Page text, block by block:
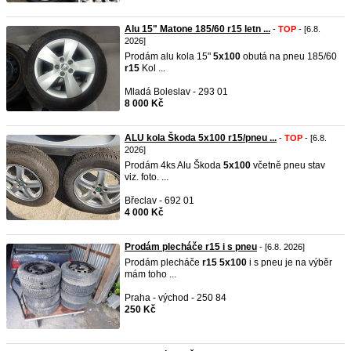
Alu 15" Matone 185/60 r15 letn ... - TOP - [6.8.
2026]
Prodám alu kola 15" 5x100 obutá na pneu 185/60
r15 Kol ...
Mladá Boleslav - 293 01
8 000 Kč
ALU kola Škoda 5x100 r15/pneu ... - TOP - [6.8.
2026]
Prodám 4ks Alu Škoda 5x100 včetně pneu stav
viz. foto. ...
Břeclav - 692 01
4 000 Kč
Prodám plecháče r15 i s pneu - [6.8. 2026]
Prodám plecháče r15 5x100 i s pneu je na výběr
mám toho ...
Praha - východ - 250 84
250 Kč